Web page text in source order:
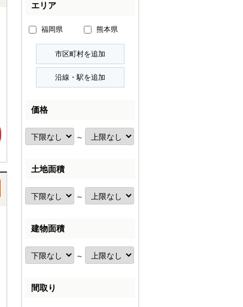
エリア
福岡県 熊本県
価格
～
土地面積
～
建物面積
～
間取り